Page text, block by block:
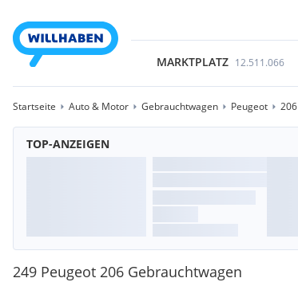
MARKTPLATZ 12.511.066
Startseite Auto & Motor Gebrauchtwagen Peugeot 206
TOP-ANZEIGEN
249 Peugeot 206 Gebrauchtwagen